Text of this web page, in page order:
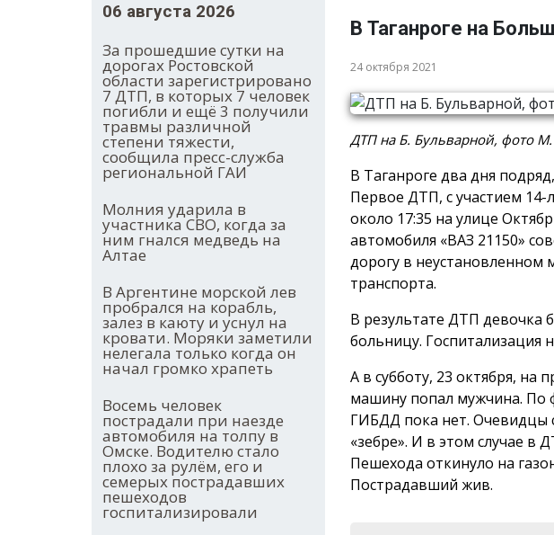
06 августа 2026
За прошедшие сутки на
дорогах Ростовской
области зарегистрировано
7 ДТП, в которых 7 человек
погибли и ещё 3 получили
травмы различной
степени тяжести,
сообщила пресс-служба
региональной ГАИ
Молния ударила в
участника СВО, когда за
ним гнался медведь на
Алтае
В Аргентине морской лев
пробрался на корабль,
залез в каюту и уснул на
кровати. Моряки заметили
нелегала только когда он
начал громко храпеть
Восемь человек
пострадали при наезде
автомобиля на толпу в
Омске. Водителю стало
плохо за рулём, его и
семерых пострадавших
пешеходов
госпитализировали
В Таганроге на
24 октября 2021
ДТП на Б. Бульварной, фото
В Таганроге два дня
Первое ДТП, с участием 14-
около 17:35 на улице
автомобиля «ВАЗ 21150»
дорогу в неустановленном
транспорта.
В результате ДТП девочка
больницу. Госпитализация
А в субботу, 23 октября, на
машину попал мужчина. По
ГИБДД пока нет. Очевидцы
«зебре». И в этом случае в
Пешехода откинуло на
Пострадавший жив.